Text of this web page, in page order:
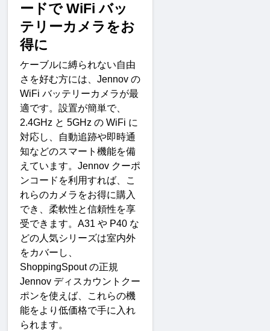
ードで WiFi バッ
テリーカメラをお
得に
ケーブルに縛られない自由
さを好む方には、 Jennov の
WiFi バッテリーカメラが最
適です。設置が簡単で、
2.4GHz と 5GHz の WiFi に
対応し、自動追跡や即時通
知などのスマート機能を備
えています。 Jennov クーポ
ンコードを利用すれば、こ
れらのカメラをお得に購入
でき、柔軟性と信頼性を享
受できます。 A31 や P40 な
どの人気シリーズは室内外
をカバーし、
ShoppingSpout の正規
Jennov ディスカウントクー
ポンを使えば、これらの機
能をより低価格で手に入れ
られます。